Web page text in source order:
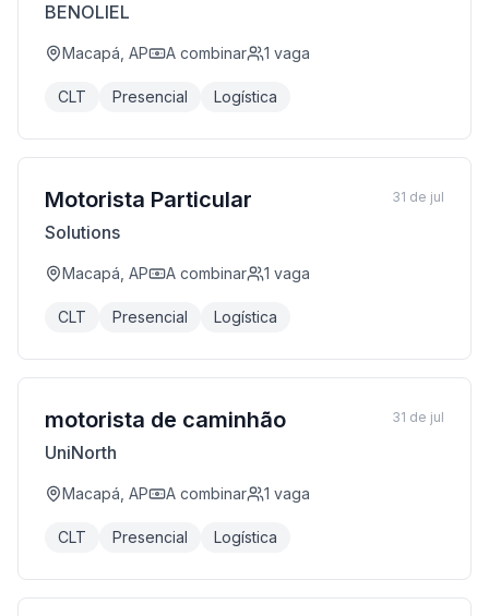
BENOLIEL
Macapá, AP A combinar 1 vaga
CLT Presencial Logística
Motorista Particular
Solutions
Macapá, AP A combinar 1 vaga
CLT Presencial Logística
31 de jul
motorista de caminhão
UniNorth
Macapá, AP A combinar 1 vaga
CLT Presencial Logística
31 de jul